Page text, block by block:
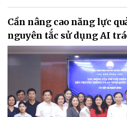
Cần nâng cao năng lực
nguyên tắc sử dụng AI